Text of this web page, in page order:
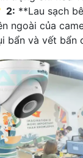
2: **Lau sạch
ngoài của
bẩn và vết bẩn